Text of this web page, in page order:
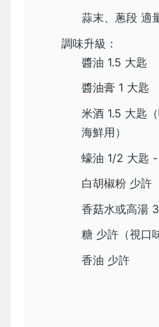
蒜末、蔥段 適
調味升級：
醬油 1.5 大匙
醬油膏 1 大匙
米酒 1.5 大匙
海鮮用）
蠔油 1/2 大匙
白胡椒粉 少許
香菇水或高湯
糖 少許（視口
香油 少許